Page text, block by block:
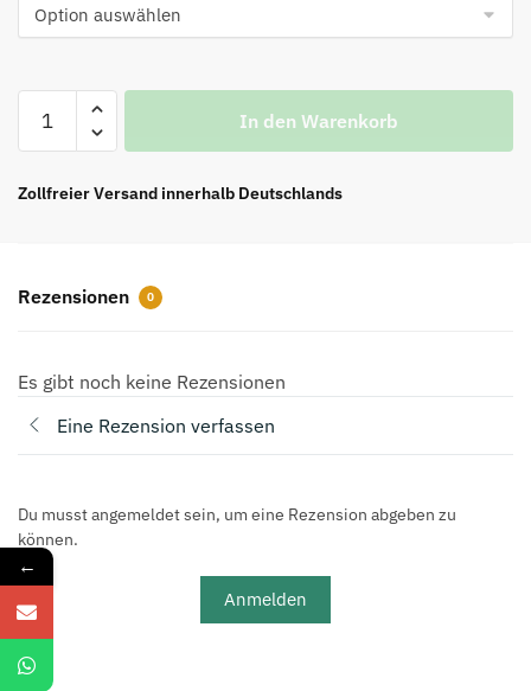
€159.00€95.00.
Running
L0.ewe
2.0
und
Weiß
In den Warenkorb
Zollfreier Versand innerhalb Deutschlands
Rezensionen 0
Es gibt noch keine Rezensionen
Eine Rezension verfassen
Du musst angemeldet sein, um eine Rezension abgeben zu
können.
Anmelden
←